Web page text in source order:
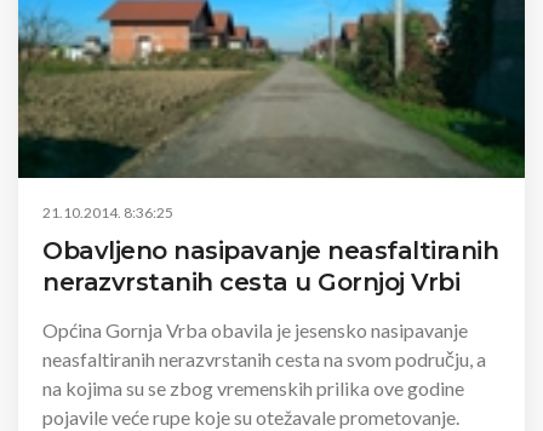
21.10.2014. 8:36:25
Obavljeno nasipavanje neasfaltiranih
nerazvrstanih cesta u Gornjoj Vrbi
Općina Gornja Vrba obavila je jesensko nasipavanje
neasfaltiranih nerazvrstanih cesta na svom području, a
na kojima su se zbog vremenskih prilika ove godine
pojavile veće rupe koje su otežavale prometovanje.